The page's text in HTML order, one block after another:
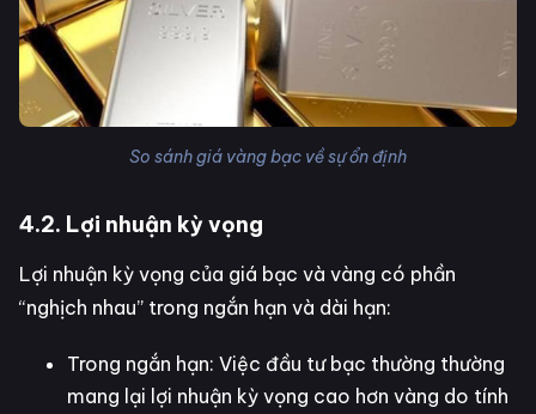
So sánh giá vàng bạc về sự ổn định
4.2. Lợi nhuận kỳ vọng
Lợi nhuận kỳ vọng của giá bạc và vàng có phần
“nghịch nhau” trong ngắn hạn và dài hạn:
Trong ngắn hạn: Việc đầu tư bạc thường thường
mang lại lợi nhuận kỳ vọng cao hơn vàng do tính